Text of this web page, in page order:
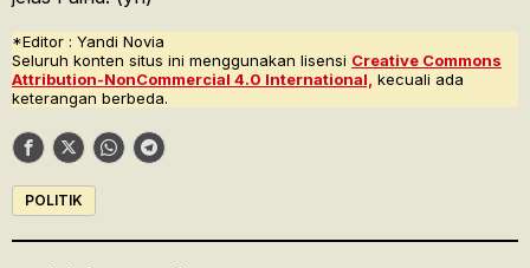
*Editor : Yandi Novia
Seluruh konten situs ini menggunakan lisensi Creative Commons
Attribution-NonCommercial 4.0 International, kecuali ada
keterangan berbeda.
POLITIK